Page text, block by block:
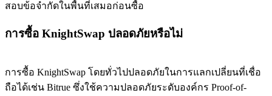
สอบข้อจำกัดในพื้นที่เสมอก่อนซื้อ
การซื้อ KnightSwap ปลอดภัยหรือไม่
การซื้อ KnightSwap โดยทั่วไปปลอดภัยในการแลกเปลี่ยนที่เชื่อ
ถือได้เช่น Bitrue ซึ่งใช้ความปลอดภัยระดับองค์กร Proof-of-